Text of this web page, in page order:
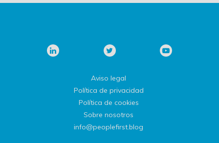
Aviso legal
Política de privacidad
Política de cookies
Sobre nosotros
info@peoplefirst.blog